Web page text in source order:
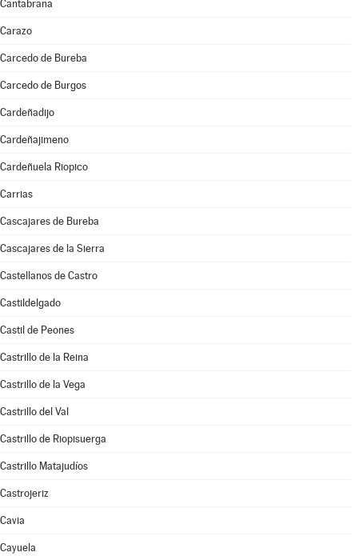
Cantabrana
Carazo
Carcedo de Bureba
Carcedo de Burgos
Cardeñadijo
Cardeñajimeno
Cardeñuela Riopico
Carrias
Cascajares de Bureba
Cascajares de la Sierra
Castellanos de Castro
Castildelgado
Castil de Peones
Castrillo de la Reina
Castrillo de la Vega
Castrillo del Val
Castrillo de Riopisuerga
Castrillo Matajudíos
Castrojeriz
Cavia
Cayuela